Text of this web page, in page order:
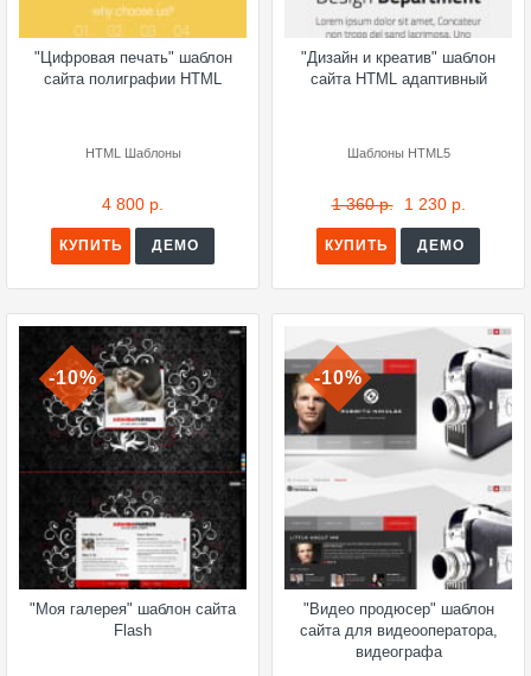
"Цифровая печать" шаблон
сайта полиграфии HTML
HTML Шаблоны
4 800 р.
КУПИТЬ ДЕМО
"Дизайн и креатив" шаблон
сайта HTML адаптивный
Шаблоны HTML5
1 360 р. 1 230 р.
КУПИТЬ ДЕМО
-10%
"Моя галерея" шаблон сайта
Flash
-10%
"Видео продюсер" шаблон
сайта для видеооператора,
видеографа